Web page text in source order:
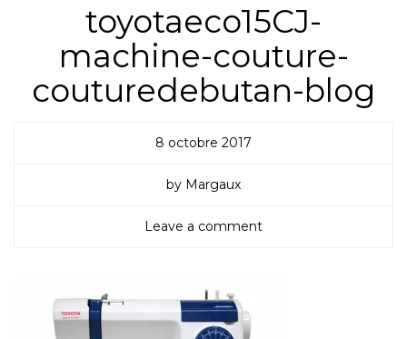
toyotaeco15CJ-
machine-couture-
couturedebutan-blog
8 octobre 2017
by Margaux
Leave a comment